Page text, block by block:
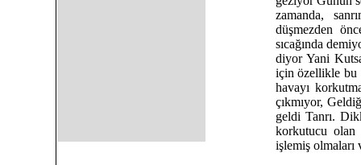
zamanda,
düşmezden
sıcağında
diyor Yani
için özellikle bu
havayı
çıkmıyor,
geldi Tanrı.
korkutucu
işlemiş olmaları